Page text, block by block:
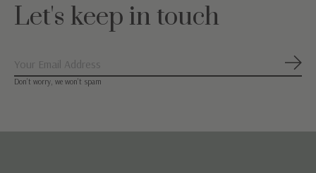
Let's keep in touch
Don’t worry, we won’t spam